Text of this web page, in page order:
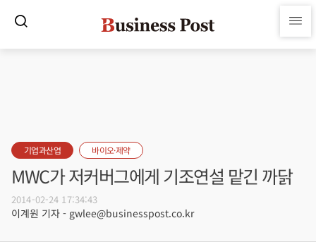
기업과산업 바이오·제약
MWC가 저커버그에게 기조연설 맡긴 까닭
2014-02-24 17:34:43
이계원 기자 - gwlee@businesspost.co.kr